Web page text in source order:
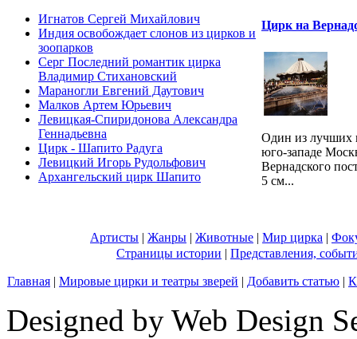
Игнатов Сергей Михайлович
Индия освобождает слонов из цирков и
зоопарков
Серг Последний романтик цирка
Владимир Стихановский
Мараногли Евгений Даутович
Малков Артем Юрьевич
Левицкая-Спиридонова Александра
Геннадьевна
Цирк - Шапито Радуга
Левицкий Игорь Рудольфович
Архангельский цирк Шапито
Цирк на
Один из лучших
юго-западе
Вернадского
5 см...
Артисты | Жанры | Животные | Мир цирка |
Страницы истории | Представления,
Главная | Мировые цирки и театры зверей | Добавить статью |
Designed by Web Design